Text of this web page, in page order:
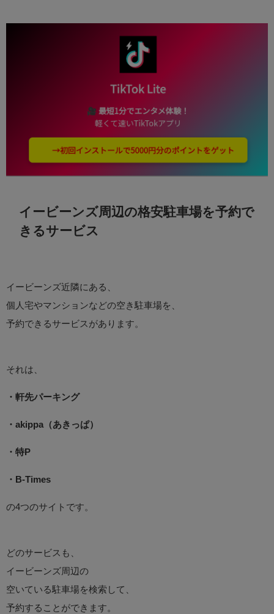
イービーンズ周辺の格安駐車場を予約で
きるサービス
イービーンズ近隣にある、
個人宅やマンションなどの空き駐車場を、
予約できるサービスがあります。
それは、
・軒先パーキング
・akippa（あきっぱ）
・特P
・B-Times
の4つのサイトです。
どのサービスも、
イービーンズ周辺の
空いている駐車場を検索して、
予約することができます。